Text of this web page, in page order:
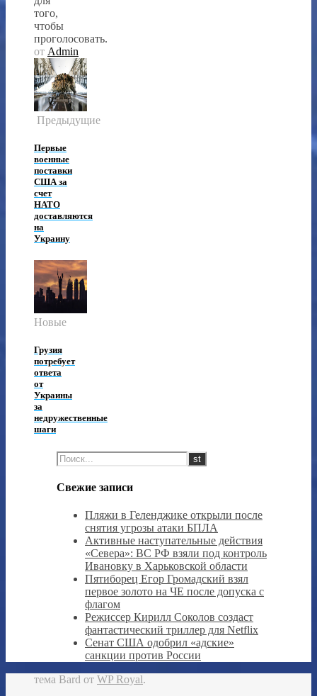
того,
чтобы
проголосовать.
от Admin
Предыдущие
Первые
военные
поставки
США за
счет
НАТО
доставляются
на
Украину
Новые
Грузия
потребует
ответа
от
Украины
за
недружественные
шаги
Свежие записи
Пляжи в Геленджике открыли после
снятия угрозы атаки БПЛА
Активные наступательные действия
«Севера»: ВС РФ взяли под контроль
Ивановку в Харьковской области
Пятиборец Егор Громадский взял
первое золото на ЧЕ после допуска с
флагом
Режиссер Кирилл Соколов создаст
фантастический триллер для Netflix
Сенат США одобрил «адские»
санкции против России
тема Bard от WP Royal.